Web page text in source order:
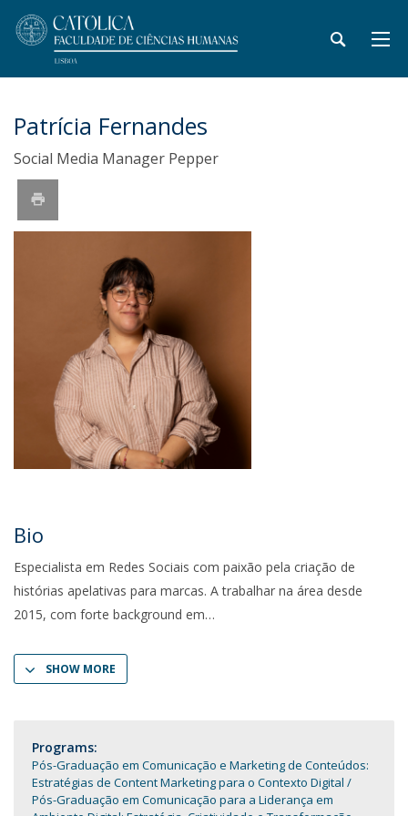
Patrícia Fernandes
Social Media Manager Pepper
Bio
Especialista em Redes Sociais com paixão pela criação de
histórias apelativas para marcas. A trabalhar na área desde
2015, com forte background em
SHOW MORE
Programs:
Pós-Graduação em Comunicação e Marketing de Conteúdos:
Estratégias de Content Marketing para o Contexto Digital
Pós-Graduação em Comunicação para a Liderança em